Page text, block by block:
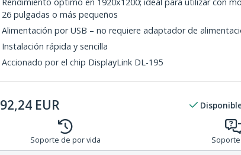
26 pulgadas o más pequeños
Alimentación por USB – no requiere adaptador de
Instalación rápida y sencilla
Accionado por el chip DisplayLink DL-195
92,24 EUR
Soporte de por vida